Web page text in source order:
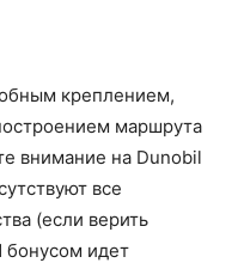
креплением,
маршрута
внимание на Dunobil
все
(если верить
бонусом идет